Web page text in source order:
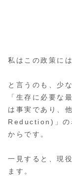
私はこの政策に
と言うのも、少
「生存に必要な
は事実であり、
Reduction)」の
からです。
一見すると、現
ます。